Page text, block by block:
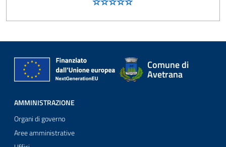
Comune di
Avetrana
AMMINISTRAZIONE
Organi di governo
Aree amministrative